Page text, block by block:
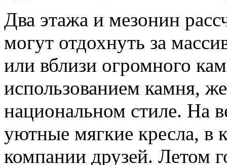
Два этажа и мезонин
могут отдохнуть за
или вблизи огромного
использованием камня,
национальном стиле. На
уютные мягкие кресла, в
компании друзей. Летом